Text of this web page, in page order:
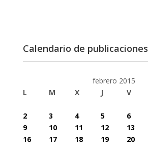
Calendario de publicaciones
febrero 2015
L
M X J V
2
3 4 5 6
9
10 11 12 13
16
17 18 19 20